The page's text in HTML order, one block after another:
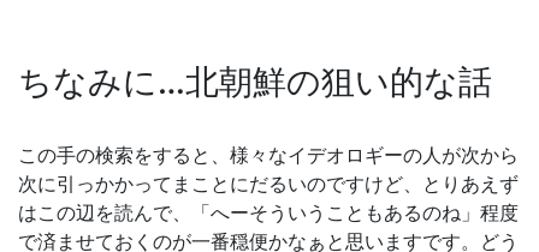
ちなみに…北朝鮮の狙い的な話
この手の検索をすると、様々なイデオロギーの人が次から
次に引っかかってまことにだるいのですけど、とりあえず
はこの辺を読んで、「へーそういうこともあるのね」程度
で済ませておくのが一番穏便かなぁと思いますです。どう